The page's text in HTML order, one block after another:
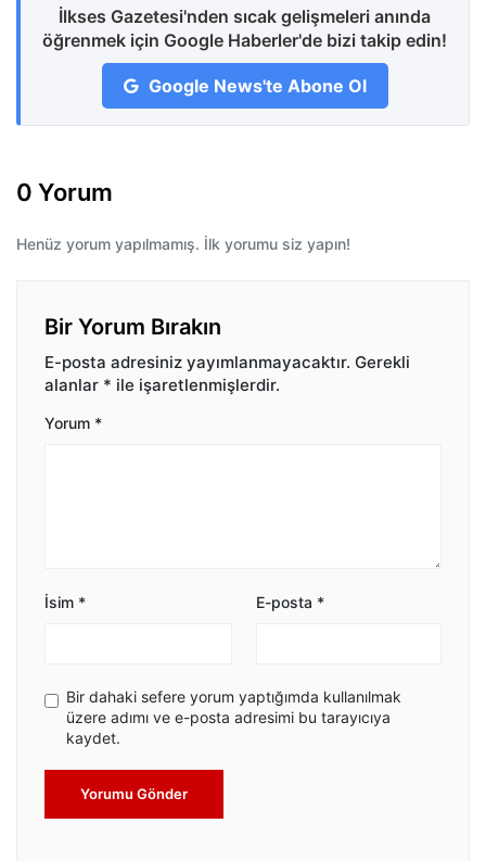
İlkses Gazetesi'nden sıcak gelişmeleri anında
öğrenmek için Google Haberler'de bizi takip edin!
Google News'te Abone Ol
0 Yorum
Henüz yorum yapılmamış. İlk yorumu siz yapın!
Bir Yorum Bırakın
E-posta adresiniz yayımlanmayacaktır. Gerekli
alanlar * ile işaretlenmişlerdir.
Yorum *
İsim * E-posta *
Bir dahaki sefere yorum yaptığımda kullanılmak
üzere adımı ve e-posta adresimi bu tarayıcıya
kaydet.
Yorumu Gönder